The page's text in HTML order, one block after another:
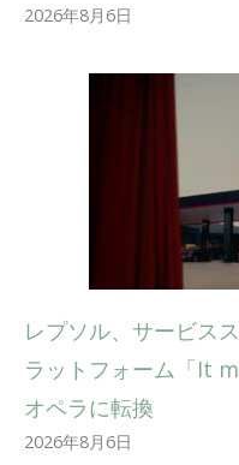
2026年8月6日
レプソル、サービス
ラットフォーム「It
オペラに転換
2026年8月6日